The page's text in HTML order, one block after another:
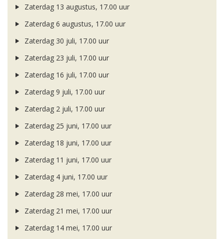
Zaterdag 13 augustus, 17.00 uur
Zaterdag 6 augustus, 17.00 uur
Zaterdag 30 juli, 17.00 uur
Zaterdag 23 juli, 17.00 uur
Zaterdag 16 juli, 17.00 uur
Zaterdag 9 juli, 17.00 uur
Zaterdag 2 juli, 17.00 uur
Zaterdag 25 juni, 17.00 uur
Zaterdag 18 juni, 17.00 uur
Zaterdag 11 juni, 17.00 uur
Zaterdag 4 juni, 17.00 uur
Zaterdag 28 mei, 17.00 uur
Zaterdag 21 mei, 17.00 uur
Zaterdag 14 mei, 17.00 uur